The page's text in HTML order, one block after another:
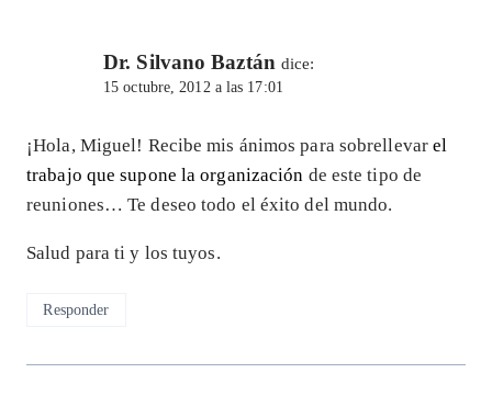
Dr. Silvano Baztán dice:
15 octubre, 2012 a las 17:01
¡Hola, Miguel! Recibe mis ánimos para sobrellevarel
trabajo que supone la organización de este tipo de
reuniones… Te deseo todo el éxito del mundo.
Salud para ti y los tuyos.
Responder